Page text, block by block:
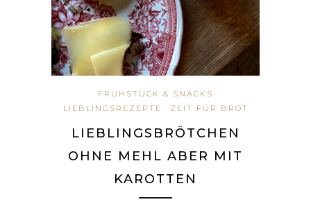
FRÜHSTÜCK & SNACKS
LIEBLINGSREZEPTE
ZEIT FÜR BROT
LIEBLINGSBRÖTCHEN
OHNE MEHL ABER MIT
KAROTTEN